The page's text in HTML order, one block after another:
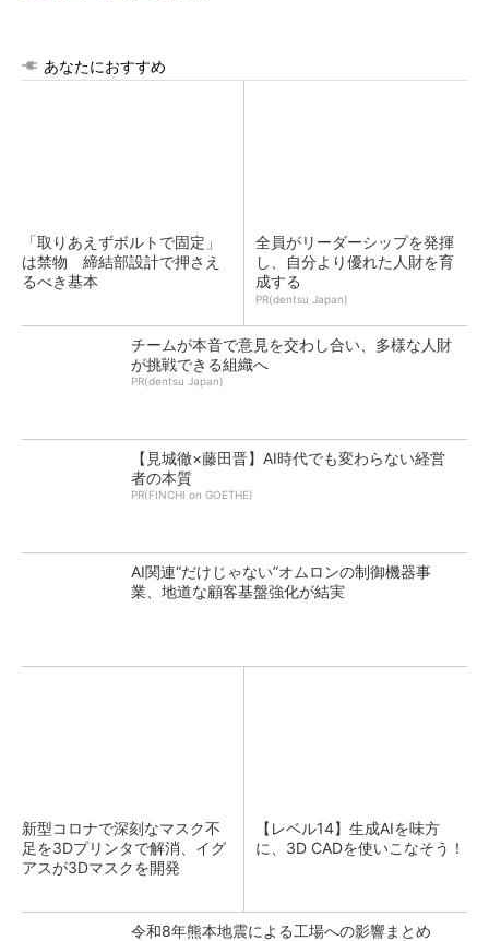
あなたにおすすめ
「取りあえずボルトで固定」
は禁物 締結部設計で押さえ
るべき基本
全員がリーダーシップを発揮
し、自分より優れた人財を育
成する
PR(dentsu Japan)
チームが本音で意見を交わし合い、多様な人財
が挑戦できる組織へ
PR(dentsu Japan)
【見城徹×藤田晋】AI時代でも変わらない経営
者の本質
PR(FINCHI on GOETHE)
AI関連“だけじゃない”オムロンの制御機器事
業、地道な顧客基盤強化が結実
新型コロナで深刻なマスク不
足を3Dプリンタで解消、イグ
アスが3Dマスクを開発
【レベル14】生成AIを味方
に、3D CADを使いこなそう！
令和8年熊本地震による工場への影響まとめ